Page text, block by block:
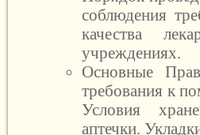
соблюдения
качества
учреждениях.
Основные
требования к
Условия
аптечки.